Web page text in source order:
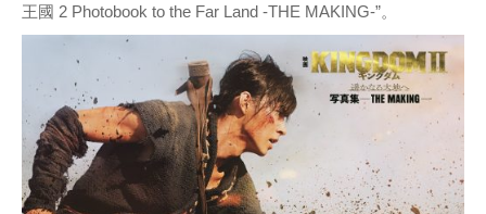
王國 2 Photobook to the Far Land -THE MAKING-”。